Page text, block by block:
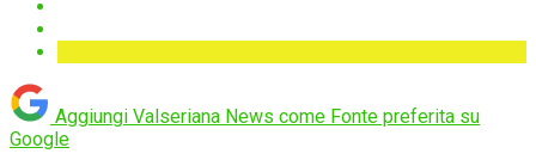
Aggiungi Valseriana News come Fonte preferita su
Google